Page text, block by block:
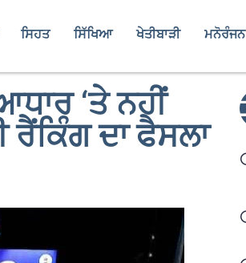
ਸਿਹਤ ਸਿੱਖਿਆ ਖੇਤੀਬਾੜੀ ਮਨੋਰੰਜਨ
‘ਤੇ ਨਹੀਂ
ਦਾ ਫੈਸਲਾ